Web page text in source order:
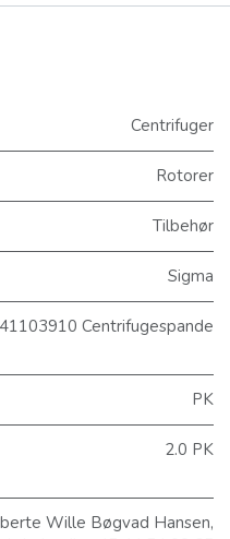
Centrifuger
Rotorer
Tilbehør
Sigma
41103910 Centrifugespande
PK
2.0 PK
Wille Bøgvad Hansen,